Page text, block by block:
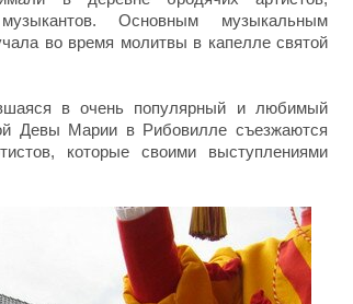
Основным музыкальным
во время молитвы в капелле святой
в очень популярный и любимый
Девы Марии в Рибовилле съезжаются
которые своими выступлениями